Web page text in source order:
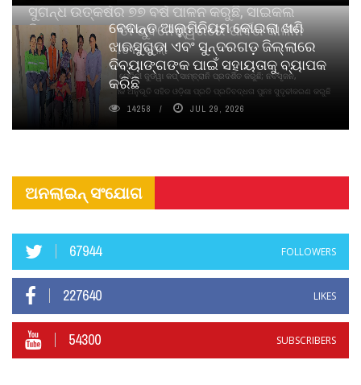
ସୁଗନ୍ଧ ଉତ୍କର୍ଷର ୭୭ ବର୍ଷ ପାଳନ କରୁଛି, ସାଇକଲ
ପିୟୋର୍‌ ଅଗରବତୀ ଭୁବନେଶ୍ୱରରେ ପାର୍ବଣ କାଳୀନ
ନବସୃଜନ ଉନ୍ମୋଚନ କଲା
ବାଉଁଶ ବିହୀନ କଠିନ ଧୂପ ଏବଂ ମେଦିନୀ ଜୁଡୱା କପ୍‌ ସାମ୍ବ୍ରାନି ପ୍ରଦର୍ଶିତ କରୁଛି; ନବସୃଜନ,
ଦୀର୍ଘସ୍ଥାୟିତା ଏବଂ ଆଧ୍ୟାତ୍ମିକ ଅନୁଭୂତି ସହିତ ଓଡ଼ିଶା ପ୍ରତି ପ୍ରତିବଦ୍ଧତା ପୁନଃ ସୁଦୃଢୀକରଣ କରୁଛି
ବେଦାନ୍ତ ଆଲୁମିନିୟମ କୋଇଲା ଖଣି
ଝାରସୁଗୁଡା ଏବଂ ସୁନ୍ଦରଗଡ଼ ଜିଲ୍ଲାରେ
ଦିବ୍ୟାଙ୍ଗଙ୍କ ପାଇଁ ସହାୟତାକୁ ବ୍ୟାପକ
କରିଛି
14258 JUL 29, 2026
ଅନଲାଇନ୍ ସଂଯୋଗ
67944 FOLLOWERS
227640 LIKES
54300 SUBSCRIBERS